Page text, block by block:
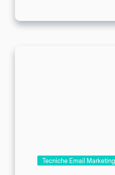
Tecniche Email Marketing